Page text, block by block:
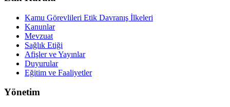
Kamu Görevlileri Etik Davranış İlkeleri
Kanunlar
Mevzuat
Sağlık Etiği
Afişler ve Yayınlar
Duyurular
Eğitim ve Faaliyetler
Yönetim